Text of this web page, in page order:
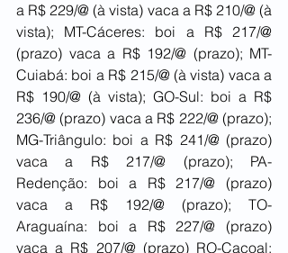
a R$ 229/@ (à vista) vaca a R$ 210/@ (à
vista); MT-Cáceres: boi a R$ 217/@
(prazo) vaca a R$ 192/@ (prazo); MT-
Cuiabá: boi a R$ 215/@ (à vista) vaca a
R$ 190/@ (à vista); GO-Sul: boi a R$
236/@ (prazo) vaca a R$ 222/@ (prazo);
MG-Triângulo: boi a R$ 241/@ (prazo)
vaca a R$ 217/@ (prazo); PA-
Redenção: boi a R$ 217/@ (prazo)
vaca a R$ 192/@ (prazo); TO-
Araguaína: boi a R$ 227/@ (prazo)
vaca a R$ 207/@ (prazo) RO-Cacoal: